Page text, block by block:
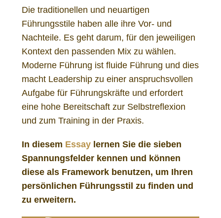
Die traditionellen und neuartigen
Führungsstile haben alle ihre Vor- und
Nachteile. Es geht darum, für den jeweiligen
Kontext den passenden Mix zu wählen.
Moderne Führung ist fluide Führung und dies
macht Leadership zu einer anspruchsvollen
Aufgabe für Führungskräfte und erfordert
eine hohe Bereitschaft zur Selbstreflexion
und zum Training in der Praxis.
In diesem Essay lernen Sie die sieben
Spannungsfelder kennen und können
diese als Framework benutzen, um Ihren
persönlichen Führungsstil zu finden und
zu erweitern.